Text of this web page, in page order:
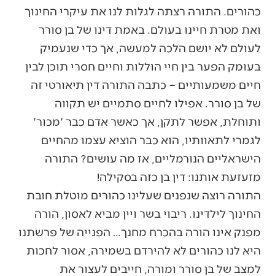
כהורים. התורה רצתה לגלות לנו את עיקרי החינוך
ואת מטרת חיינו בעולם. באמת דינו של בן סורר
לעולם לא יושם הלכה למעשה, אך כדי שנעמיק
בעומק הפער בין חיי הוללות וחיים חסרי תוכן לבין
חיים משמעותיים – כתבה התורה דין תיאורטי זה
של בן סורר. אפילו לחיים סתמיים יש תקווה
ותוחלת, אפשר לתקן, אך כאשר אדם כבר 'מכור'
לגמרי לתאוותיו, הוא כבר הוציא עצמו מהחיים
הישראליים הנורמליים, אז מה עושים? התורה
מזעזעת אותנו: דין בן כזה בסקילה!
התורה רוצה שנפנים שעלינו כהורים מוטלת חובת
החינוך לילדינו. ריבוי בשר ויין מביא לאסון, הורה
מפנק אינו הורה בהכרח מחנך… הפנייה של פרשתנו
היא לנו כהורים לא להירדם בשמירה, אסור לחכות
למצב של בן סורר ומורה, חייבים לעצור את